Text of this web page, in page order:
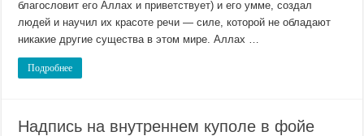
благословит его Аллах и приветствует) и его умме, создал
людей и научил их красоте речи — силе, которой не обладают
никакие другие существа в этом мире. Аллах …
Подробнее
Надпись на внутреннем куполе в фойе